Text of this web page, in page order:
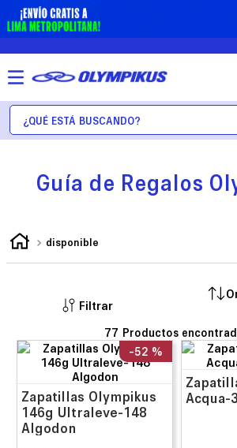
¿Qué está buscando?
Guía de Regalos
disponible
Filtrar
77
-52 %
Zapatillas Olympikus
146g Ultraleve-148
Algodon
Acqua-